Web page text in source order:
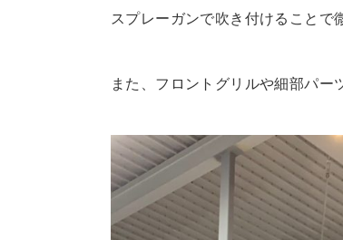
スプレーガンで吹き付けることで
また、フロントグリルや細部パー